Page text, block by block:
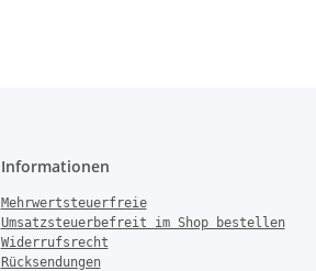
Informationen
Mehrwertsteuerfreie
Umsatzsteuerbefreit im Shop bestellen
Widerrufsrecht
Rücksendungen